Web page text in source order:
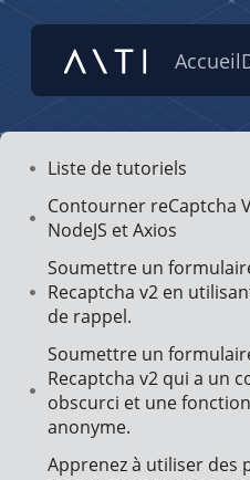
Accueil
Liste de tutoriels
Contourner reCaptcha
NodeJS et Axios
Soumettre un
Recaptcha v2 en
de rappel.
Soumettre un
Recaptcha v2 qui a un
obscurci et une
anonyme.
Apprenez à utiliser des